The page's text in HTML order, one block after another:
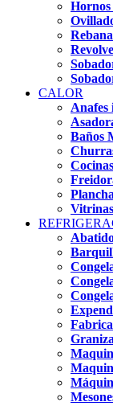
CALOR
Anafes
Baños